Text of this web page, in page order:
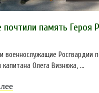
почтили память Героя
военнослужащие Росгвардии
капитана Олега Визнюка, ...